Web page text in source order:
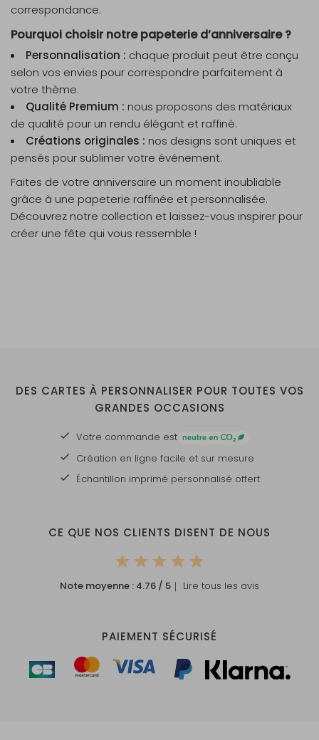
correspondance.
Pourquoi choisir notre papeterie d’anniversaire ?
Personnalisation : chaque produit peut être conçu
selon vos envies pour correspondre parfaitement à
votre thème.
Qualité Premium : nous proposons des matériaux
de qualité pour un rendu élégant et raffiné.
Créations originales : nos designs sont uniques et
pensés pour sublimer votre événement.
Faites de votre anniversaire un moment inoubliable
grâce à une papeterie raffinée et personnalisée.
Découvrez notre collection et laissez-vous inspirer pour
créer une fête qui vous ressemble !
DES CARTES À PERSONNALISER POUR TOUTES VOS
GRANDES OCCASIONS
Votre commande est
Création en ligne facile et sur mesure
Échantillon imprimé personnalisé offert
CE QUE NOS CLIENTS DISENT DE NOUS
Note moyenne : 4.76 / 5 ｜ Lire tous les avis
PAIEMENT SÉCURISÉ